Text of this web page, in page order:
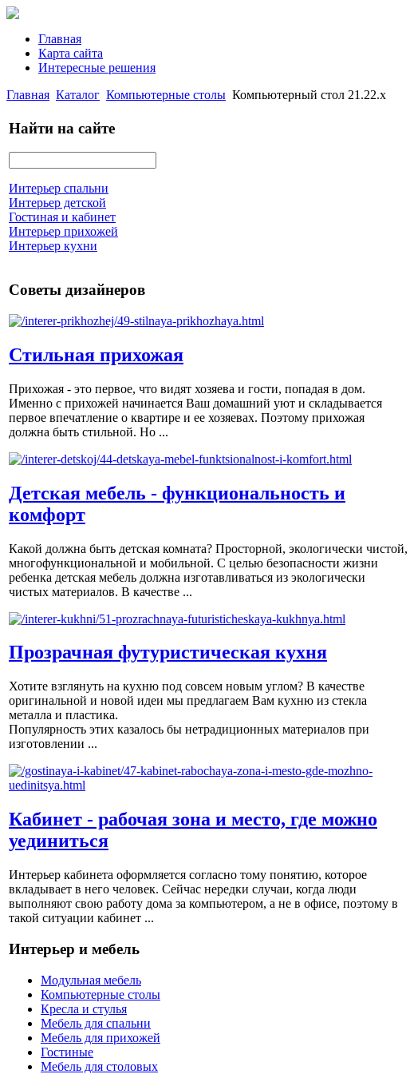
Главная
Карта сайта
Интересные решения
Главная Каталог Компьютерные столы Компьютерный стол 21.22.х
Найти на сайте
Интерьер спальни
Интерьер детской
Гостиная и кабинет
Интерьер прихожей
Интерьер кухни
Советы дизайнеров
Стильная прихожая
Прихожая - это первое, что видят хозяева и гости, попадая в дом.
Именно с прихожей начинается Ваш домашний уют и складывается
первое впечатление о квартире и ее хозяевах. Поэтому прихожая
должна быть стильной. Но ...
Детская мебель - функциональность и
комфорт
Какой должна быть детская комната? Просторной, экологически чистой,
многофункциональной и мобильной. С целью безопасности жизни
ребенка детская мебель должна изготавливаться из экологически
чистых материалов. В качестве ...
Прозрачная футуристическая кухня
Хотите взглянуть на кухню под совсем новым углом? В качестве
оригинальной и новой идеи мы предлагаем Вам кухню из стекла
металла и пластика.
Популярность этих казалось бы нетрадиционных материалов при
изготовлении ...
Кабинет - рабочая зона и место, где можно
уединиться
Интерьер кабинета оформляется согласно тому понятию, которое
вкладывает в него человек. Сейчас нередки случаи, когда люди
выполняют свою работу дома за компьютером, а не в офисе, поэтому в
такой ситуации кабинет ...
Интерьер и мебель
Модульная мебель
Компьютерные столы
Кресла и стулья
Мебель для спальни
Мебель для прихожей
Гостиные
Мебель для столовых